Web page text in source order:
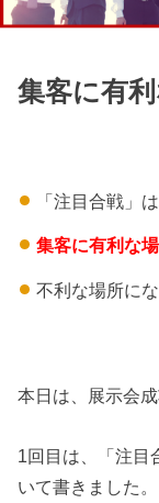
集客に有
「注目合戦」
集客に有利な
不利な場所に
本日は、展示会
1回目は、「注目
いて書きました。